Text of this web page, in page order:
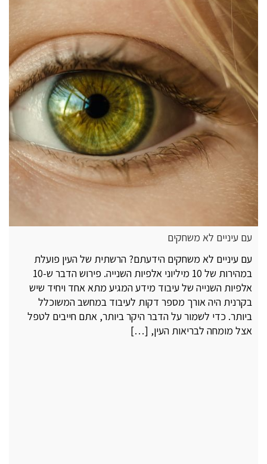
עם עיניים לא משחקים
עם עיניים לא משחקים הידעתם? הרשתית של העין פועלת
במהירות של 10 מיליוני אלפיות השנייה. פירוש הדבר ש-10
אלפיות השנייה של עיבוד מידע המגיע מתא אחד ויחיד שיש
בקרנית היה אורך מספר דקות לעיבוד במחשב המשוכלל
ביותר. כדי לשמור על הדבר היקר ביותר, אתם חייבים לטפל
אצל מומחה לבריאות העין, […]